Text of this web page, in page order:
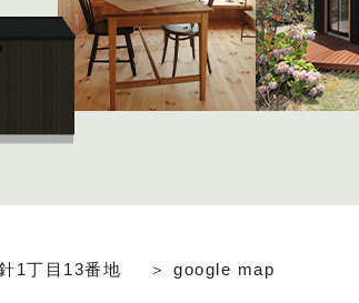
1丁目13番地 ＞ google map